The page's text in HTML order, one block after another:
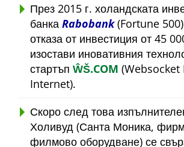
През 2015 г. холандската
банка Rabobank(Fortune 500)
отказа от инвестиция от 45
изостави иновативния
стартъп ŴŠ.COM (Websocket
Internet).
Скоро след това
Холивуд (Санта Моника,
филмово оборудване) се